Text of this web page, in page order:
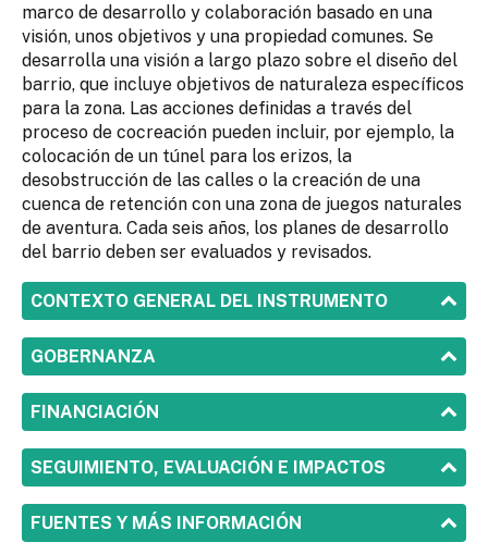
marco de desarrollo y colaboración basado en una
visión, unos objetivos y una propiedad comunes. Se
desarrolla una visión a largo plazo sobre el diseño del
barrio, que incluye objetivos de naturaleza específicos
para la zona. Las acciones definidas a través del
proceso de cocreación pueden incluir, por ejemplo, la
colocación de un túnel para los erizos, la
desobstrucción de las calles o la creación de una
cuenca de retención con una zona de juegos naturales
de aventura. Cada seis años, los planes de desarrollo
del barrio deben ser evaluados y revisados.
SHOW
CONTEXTO GENERAL DEL INSTRUMENTO
SHOW
GOBERNANZA
SHOW
FINANCIACIÓN
SHOW
SEGUIMIENTO, EVALUACIÓN E IMPACTOS
SHOW
FUENTES Y MÁS INFORMACIÓN